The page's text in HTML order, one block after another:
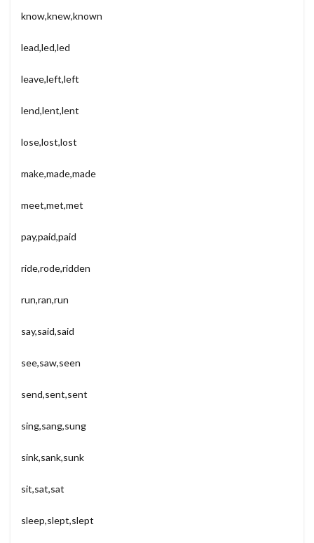
know,knew,known
lead,led,led
leave,left,left
lend,lent,lent
lose,lost,lost
make,made,made
meet,met,met
pay,paid,paid
ride,rode,ridden
run,ran,run
say,said,said
see,saw,seen
send,sent,sent
sing,sang,sung
sink,sank,sunk
sit,sat,sat
sleep,slept,slept